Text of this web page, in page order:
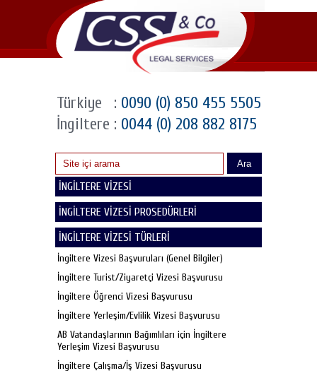
Türkiye : 0090 (0) 850 455 5505
İngiltere : 0044 (0) 208 882 8175
Ara
İNGİLTERE VİZESİ
İNGİLTERE VİZESİ PROSEDÜRLERİ
İNGİLTERE VİZESİ TÜRLERİ
İngiltere Vizesi Başvuruları (Genel Bilgiler)
İngiltere Turist/Ziyaretçi Vizesi Başvurusu
İngiltere Öğrenci Vizesi Başvurusu
İngiltere Yerleşim/Evlilik Vizesi Başvurusu
AB Vatandaşlarının Bağımlıları için İngiltere
Yerleşim Vizesi Başvurusu
İngiltere Çalışma/İş Vizesi Başvurusu